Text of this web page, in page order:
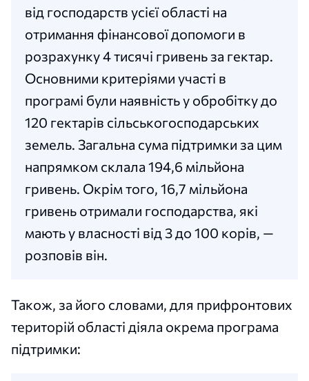
від господарств усієї області на
отримання фінансової допомоги в
розрахунку 4 тисячі гривень за гектар.
Основними критеріями участі в
програмі були наявність у обробітку до
120 гектарів сільськогосподарських
земель. Загальна сума підтримки за цим
напрямком склала 194,6 мільйона
гривень. Окрім того, 16,7 мільйона
гривень отримали господарства, які
мають у власності від 3 до 100 корів, —
розповів він.
Також, за його словами, для прифронтових
територій області діяла окрема програма
підтримки: